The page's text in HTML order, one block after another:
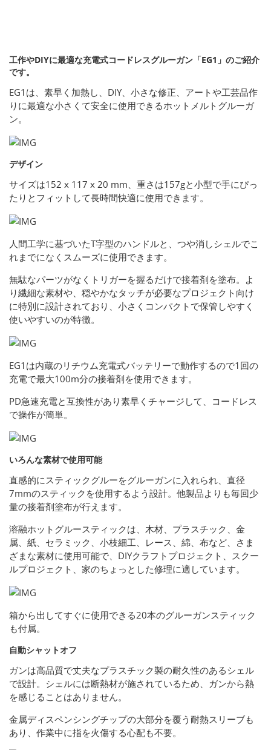
工作やDIYに最適な充電式コードレスグルーガン「EG1」のご紹介
です。
EG1は、素早く加熱し、DIY、小さな修正、アートや工芸品作
りに最適な小さくて安全に使用できるホットメルトグルーガ
ン。
デザイン
サイズは152 x 117 x 20 mm、重さは157gと小型で手にぴっ
たりとフィットして長時間快適に使用できます。
人間工学に基づいたT字型のハンドルと、つや消しシェルでこ
れまでになくスムーズに使用できます。
無駄なパーツがなくトリガーを握るだけで接着剤を塗布。よ
り繊細な素材や、穏やかなタッチが必要なプロジェクト向け
に特別に設計されており、小さくコンパクトで保管しやすく
使いやすいのが特徴。
EG1は内蔵のリチウム充電式バッテリーで動作するので1回の
充電で最大100m分の接着剤を使用できます。
PD急速充電と互換性があり素早くチャージして、コードレス
で操作が簡単。
いろんな素材で使用可能
直感的にスティックグルーをグルーガンに入れられ、直径
7mmのスティックを使用するよう設計。他製品よりも毎回少
量の接着剤塗布が行えます。
溶融ホットグルースティックは、木材、プラスチック、金
属、紙、セラミック、小枝細工、レース、綿、布など、さま
ざまな素材に使用可能で、DIYクラフトプロジェクト、スクー
ルプロジェクト、家のちょっとした修理に適しています。
箱から出してすぐに使用できる20本のグルーガンスティック
も付属。
自動シャットオフ
ガンは高品質で丈夫なプラスチック製の耐久性のあるシェル
で設計。シェルには断熱材が施されているため、ガンから熱
を感じることはありません。
金属ディスペンシングチップの大部分を覆う耐熱スリーブも
あり、作業中に指を火傷する心配も不要。